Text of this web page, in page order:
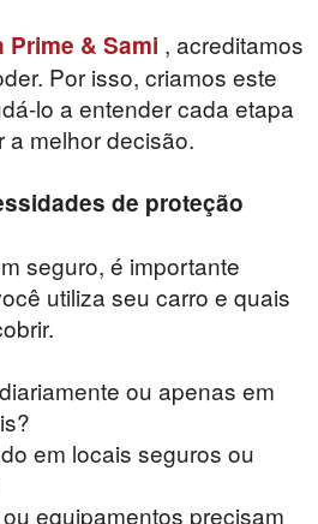
Prime & Sami , acreditamos
Por isso, criamos este
lo a entender cada etapa
a melhor decisão.
de proteção
seguro, é importante
utiliza seu carro e quais
ou apenas em
em locais seguros ou
equipamentos precisam